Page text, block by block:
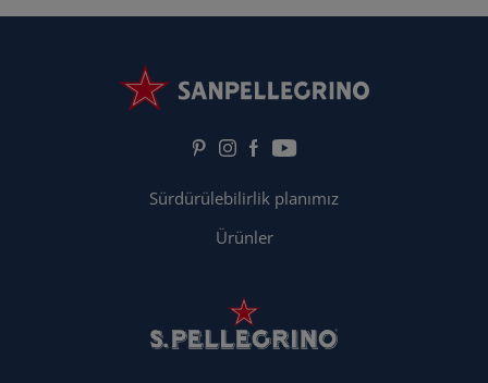
Sürdürülebilirlik planımız
Ürünler